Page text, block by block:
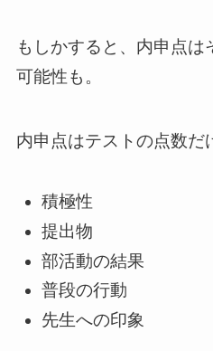
もしかすると、内申点は
可能性も。
内申点はテストの点数だ
積極性
提出物
部活動の結果
普段の行動
先生への印象